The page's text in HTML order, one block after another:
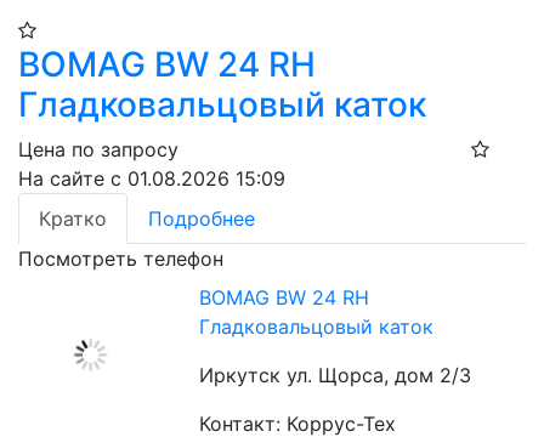
BOMAG BW 24 RH
Гладковальцовый каток
Цена по запросу
На сайте с 01.08.2026 15:09
Кратко
Подробнее
Посмотреть телефон
BOMAG BW 24 RH
Гладковальцовый каток
Иркутск ул. Щорса, дом 2/3
Контакт: Коррус-Тех